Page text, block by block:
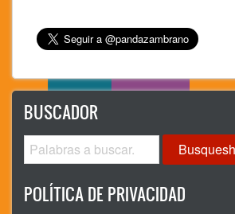
BUSCADOR
Busqueshon
POLÍTICA DE PRIVACIDAD